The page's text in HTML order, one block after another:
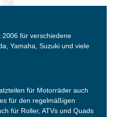
2006 für verschiedene
Yamaha, Suzuki und viele
für Motorräder auch
für den regelmäßigen
für Roller, ATVs und Quads